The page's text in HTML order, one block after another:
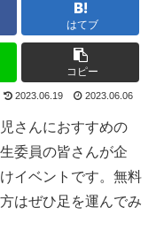
はてブ
コピー
2023.06.19 2023.06.06
さんにおすすめの
委員の皆さんが企
イベントです。無料
はぜひ足を運んでみ